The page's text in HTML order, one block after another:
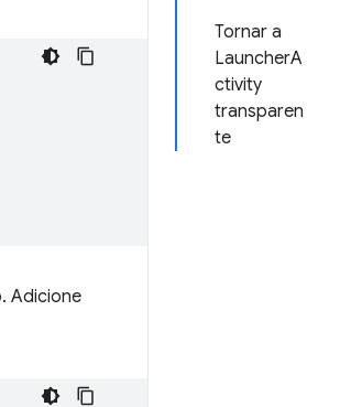
Tornar a
LauncherA
ctivity
transparen
te
Adicione